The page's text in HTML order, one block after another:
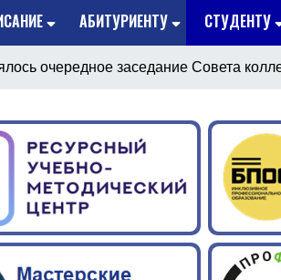
АБИТУРИЕНТУ СТУДЕНТУ
очередное заседание Совета